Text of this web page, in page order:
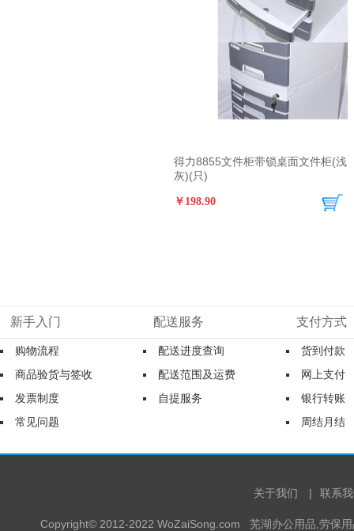
得力8855文件柜带锁桌面文件柜(浅
灰)(只)
￥198.90
新手入门
购物流程
商品验货与签收
发票制度
常见问题
配送服务
配送进度查询
配送范围及运费
自提服务
支付方式
货到付款
网上支付
银行转账
周结月结
关于我们 | 联系
Copyright© 2012-2022 WoZaiSong.com 芜湖办公用品,劳